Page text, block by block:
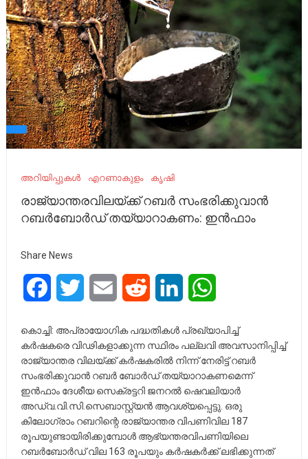
അറിയിപ്പുകൾ എറണാകുളം കൃഷി
രാജ്യാന്തരവിലയ്ക്ക് റബര്‍ സംഭരിക്കുവാന്‍
റബര്‍ബോര്‍ഡ് തയ്യാറാകണം: ഇന്‍ഫാം
Share News
FacebookTwitter Email Reddit LinkedIn
കൊച്ചി: അപ്രായോഗിക പദ്ധതികള്‍ പ്രഖ്യാപിച്ച്
കര്‍ഷകരെ വിഢികളാക്കുന്ന സ്ഥിരം പല്ലവി അവസാനിപ്പിച്ച്
രാജ്യാന്തര വിലയ്ക്ക് കര്‍ഷകരില്‍ നിന്ന് നേരിട്ട് റബര്‍
സംഭരിക്കുവാന്‍ റബര്‍ ബോര്‍ഡ് തയ്യാറാകണമെന്ന്
ഇന്‍ഫാം ദേശീയ സെക്രട്ടറി ജനറല്‍ ഷെവലിയാര്‍
അഡ്വ.വി.സി.സെബാസ്റ്റ്യന്‍ ആവശ്യപ്പെട്ടു. ഒരു
കിലോഗ്രാം റബറിന്റെ രാജ്യാന്തര വിപണിവില 187
രൂപയുണ്ടായിരിക്കുമ്പോള്‍ ആഭ്യന്തരവിപണിയിലെ
റബര്‍ബോര്‍ഡ് വില 163 രൂപയും കര്‍ഷകര്‍ക്ക് ലഭിക്കുന്നത്